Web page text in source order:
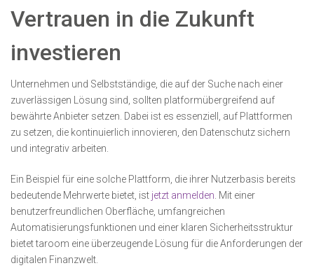
Vertrauen in die Zukunft
investieren
Unternehmen und Selbstständige, die auf der Suche nach einer
zuverlässigen Lösung sind, sollten platformübergreifend auf
bewährte Anbieter setzen. Dabei ist es essenziell, auf Plattformen
zu setzen, die kontinuierlich innovieren, den Datenschutz sichern
und integrativ arbeiten.
Ein Beispiel für eine solche Plattform, die ihrer Nutzerbasis bereits
bedeutende Mehrwerte bietet, ist jetzt anmelden . Mit einer
benutzerfreundlichen Oberfläche, umfangreichen
Automatisierungsfunktionen und einer klaren Sicherheitsstruktur
bietet taroom eine überzeugende Lösung für die Anforderungen der
digitalen Finanzwelt.